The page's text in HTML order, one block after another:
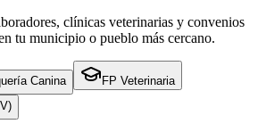
clínicas veterinarias y convenios
tu municipio o pueblo más cercano.
Canina
FP Veterinaria